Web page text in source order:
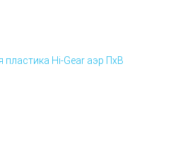
Hi-Gear аэр ПхВ